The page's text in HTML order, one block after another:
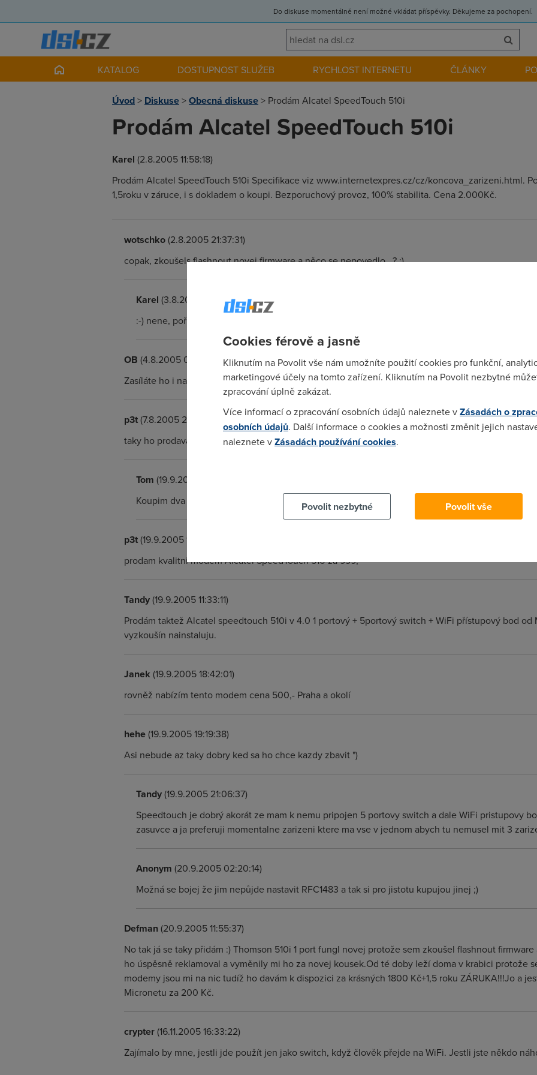
Do diskuse momentálně není možné vkládat příspěvky. Děkujeme za pochopení.
KATALOG DOSTUPNOST SLUŽEB RYCHLOST INTERNETU ČLÁNKY
Úvod> Diskuse>Obecná diskuse> Prodám Alcatel SpeedTouch 510i
Prodám Alcatel SpeedTouch 510i
Karel (2.8.2005 11:58:18)
Prodám Alcatel SpeedTouch 510i Specifikace viz www.internetexpres.cz/cz/koncova_zarizeni.html.
1,5roku v záruce, i s dokladem o koupi. Bezporuchový provoz, 100% stabilita. Cena 2.000Kč.
wotschko(2.8.2005 21:37:31)
copak, zkoušels flashnout novej firmware a něco se nepovedlo...? ;)
Karel (3.8.2005 10:27:03)
:-) nene, pořídil jsem wifi připojení, tak ADSL modem je mi tak trochu na nic :-)
OB (4.8.2005 08:30:11)
Zasíláte ho i na dobírku? Děkuji.
p3t(7.8.2005 22:57:01)
taky ho prodavam za 1.999,-
Tom (19.9.2005 00:35:30)
Koupim dva Alcately 510i tel 608/709726
p3t(19.9.2005 10:03:30)
prodam kvalitni modem Alcatel SpeedTouch 510 za 999,-
Tandy(19.9.2005 11:33:11)
Prodám taktež Alcatel speedtouch 510i v 4.0 1 portový + 5portový switch + WiFi přístupový bod od
vyzkoušín nainstaluju.
Janek (19.9.2005 18:42:01)
rovněž nabízím tento modem cena 500,- Praha a okolí
hehe(19.9.2005 19:19:38)
Asi nebude az taky dobry ked sa ho chce kazdy zbavit ")
Tandy(19.9.2005 21:06:37)
Speedtouch je dobrý akorát ze mam k nemu pripojen 5 portovy switch a dale WiFi pristupovy
zasuvce a ja preferuji momentalne zarizeni ktere ma vse v jednom abych tu nemusel mit 3
Anonym (20.9.2005 02:20:14)
Možná se bojej že jim nepůjde nastavit RFC1483 a tak si pro jistotu kupujou jinej ;)
Defman(20.9.2005 11:55:37)
No tak já se taky přidám :) Thomson 510i 1 port fungl novej protože sem zkoušel flashnout
ho úspěsně reklamoval a vyměnily mi ho za novej kousek.Od té doby leží doma v krabici protože
modemy jsou mi na nic tudíž ho davám k dispozici za krásných 1800 Kč+1,5 roku ZÁRUKA!!!Jo a
Micronetu za 200 Kč.
crypter(16.11.2005 16:33:22)
Zajímalo by mne, jestli jde použít jen jako switch, když člověk přejde na WiFi. Jestli jste někdo
Cookies férově a jasně
Kliknutím na Povolit vše nám umožníte použití cookies pro funkční,
marketingové účely na tomto zařízení. Kliknutím na Povolit nezbytné
zpracování úplně zakázat.
Více informací o zpracování osobních údajů naleznete vZásadách o
osobních údajů. Další informace o cookies a možnosti změnit jejich
naleznete vZásadách používání cookies.
Povolit nezbytné
Povolit vše